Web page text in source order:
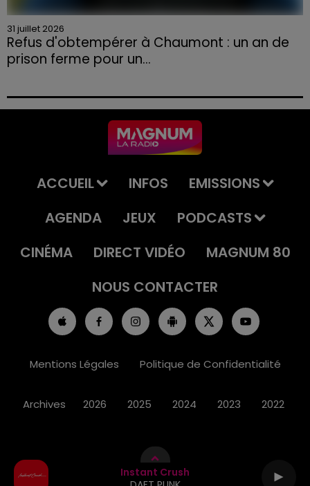
Instant Crush
31 juillet 2026
Refus d'obtempérer à Chaumont : un an de
prison ferme pour un...
permis et la confiscation de son véhicule.
ACCUEIL INFOS
EMISSIONS
AGENDA
JEUX
PODCASTS
CINÉMA
DIRECT VIDÉO
MAGNUM 80
NOUS CONTACTER
Mentions Légales Politique de Confidentialité
Archives 2026 2025 2024 2023 2022